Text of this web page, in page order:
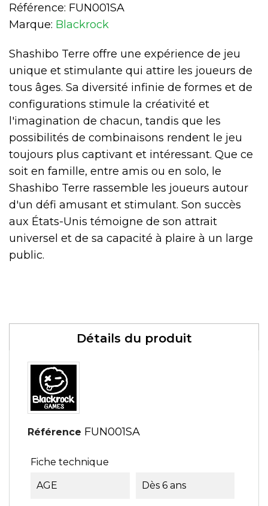
Référence: FUN001SA
Marque: Blackrock
Shashibo Terre offre une expérience de jeu
unique et stimulante qui attire les joueurs de
tous âges. Sa diversité infinie de formes et de
configurations stimule la créativité et
l'imagination de chacun, tandis que les
possibilités de combinaisons rendent le jeu
toujours plus captivant et intéressant. Que ce
soit en famille, entre amis ou en solo, le
Shashibo Terre rassemble les joueurs autour
d'un défi amusant et stimulant. Son succès
aux États-Unis témoigne de son attrait
universel et de sa capacité à plaire à un large
public.
Détails du produit
Référence FUN001SA
Fiche technique
AGE Dès 6 ans